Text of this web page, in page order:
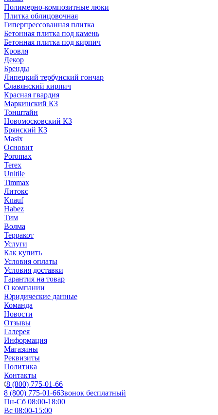
Полимерно-композитные люки
Плитка облицовочная
Гиперпрессованная плитка
Бетонная плитка под камень
Бетонная плитка под кирпич
Кровля
Декор
Бренды
Липецкий тербунский гончар
Славянский кирпич
Красная гвардия
Маркинский КЗ
Тонштайн
Новомосковский КЗ
Брянский КЗ
Masix
Основит
Poromax
Terex
Unitile
Timmax
Литокс
Knauf
Habez
Тим
Волма
Терракот
Услуги
Как купить
Условия оплаты
Условия доставки
Гарантия на товар
О компании
Юридические данные
Команда
Новости
Отзывы
Галерея
Информация
Магазины
Реквизиты
Политика
Контакты
8 (800) 775-01-66
8 (800) 775-01-66Звонок бесплатный
Пн-Сб 08:00-18:00
Вс 08:00-15:00